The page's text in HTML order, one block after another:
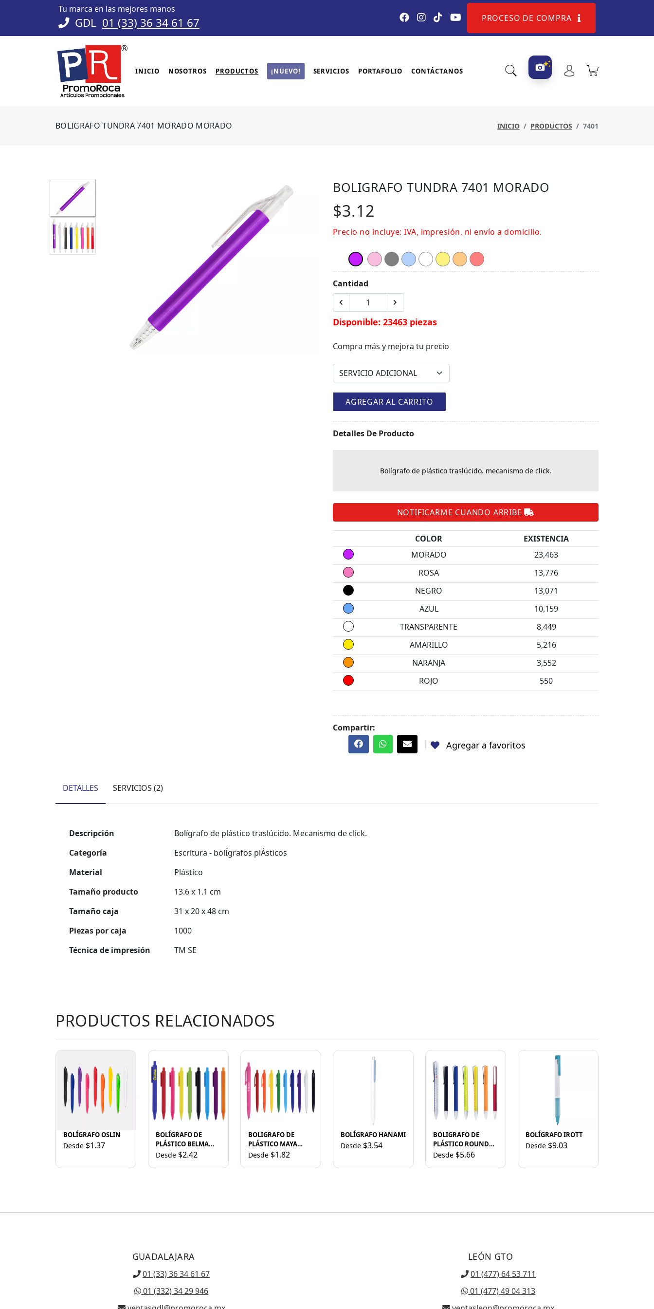
Tu marca en las mejores manos
GDL 01 (33) 36 34 61 67 PROCESO DE COMPRA
INICIO NOSOTROS PRODUCTOS ¡NUEVO! SERVICIOS PORTAFOLIO CONTÁCTANOS
BOLIGRAFO TUNDRA 7401 MORADO MORADO INICIO PRODUCTOS 7401
BOLIGRAFO TUNDRA 7401 MORADO
$3.12
Precio no incluye: IVA, impresión, ni envío a domicilio.
Cantidad
Disponible: 23463 piezas
Compra más y mejora tu precio
AGREGAR AL CARRITO
Detalles De Producto
Bolígrafo de plástico traslúcido. mecanismo de click.
NOTIFICARME CUANDO ARRIBE
COLOR
EXISTENCIA
MORADO
23,463
ROSA
13,776
NEGRO
13,071
AZUL
10,159
TRANSPARENTE
8,449
AMARILLO
5,216
NARANJA
3,552
ROJO
550
Compartir:
Agregar a favoritos
DETALLES SERVICIOS (2)
Descripción
Bolígrafo de plástico traslúcido. Mecanismo de click.
Categoría
Escritura - bolÍgrafos plÁsticos
Material
Plástico
Tamaño producto
13.6 x 1.1 cm
Tamaño caja
31 x 20 x 48 cm
Piezas por caja
1000
Técnica de impresión
TM SE
PRODUCTOS RELACIONADOS
BOLÍGRAFO OSLIN
Desde $1.37
BOLÍGRAFO DE
PLÁSTICO BELMA
A2321 NEGRO
Desde $2.42
BOLIGRAFO DE
PLÁSTICO MAYA
A2567 AZUL
Desde $1.82
BOLÍGRAFO HANAMI
Desde $3.54
BOLIGRAFO DE
PLÁSTICO ROUND
A2433 VERDE CLARO
Desde $5.66
BOLÍGRAFO IROTT
Desde $9.03
GUADALAJARA
01 (33) 36 34 61 67
01 (332) 34 29 946
LEÓN GTO
01 (477) 64 53 711
01 (477) 49 04 313